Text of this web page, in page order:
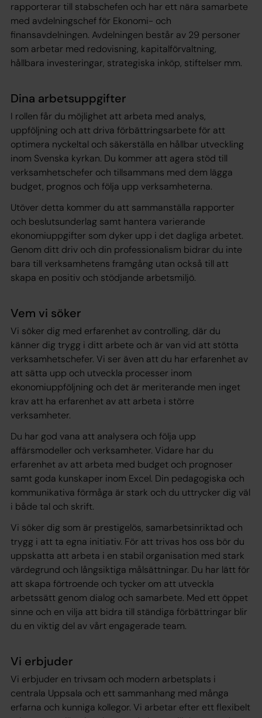
rapporterar till stabschefen och har ett nära samarbete
med avdelningschef för Ekonomi- och
finansavdelningen. Avdelningen består av 29 personer
som arbetar med redovisning, kapitalförvaltning,
hållbara investeringar, strategiska inköp, stiftelser mm.
Dina arbetsuppgifter
I rollen får du möjlighet att arbeta med analys,
uppföljning och att driva förbättringsarbete för att
optimera nyckeltal och säkerställa en hållbar utveckling
inom Svenska kyrkan. Du kommer att agera stöd till
verksamhetschefer och tillsammans med dem lägga
budget, prognos och följa upp verksamheterna.
Utöver detta kommer du att sammanställa rapporter
och beslutsunderlag samt hantera varierande
ekonomiuppgifter som dyker upp i det dagliga arbetet.
Genom ditt driv och din professionalism bidrar du inte
bara till verksamhetens framgång utan också till att
skapa en positiv och stödjande arbetsmiljö.
Vem vi söker
Vi söker dig med erfarenhet av controlling, där du
känner dig trygg i ditt arbete och är van vid att stötta
verksamhetschefer. Vi ser även att du har erfarenhet av
att sätta upp och utveckla processer inom
ekonomiuppföljning och det är meriterande men inget
krav att ha erfarenhet av att arbeta i större
verksamheter.
Du har god vana att analysera och följa upp
affärsmodeller och verksamheter. Vidare har du
erfarenhet av att arbeta med budget och prognoser
samt goda kunskaper inom Excel. Din pedagogiska och
kommunikativa förmåga är stark och du uttrycker dig väl
i både tal och skrift.
Vi söker dig som är prestigelös, samarbetsinriktad och
trygg i att ta egna initiativ. För att trivas hos oss bör du
uppskatta att arbeta i en stabil organisation med stark
värdegrund och långsiktiga målsättningar. Du har lätt för
att skapa förtroende och tycker om att utveckla
arbetssätt genom dialog och samarbete. Med ett öppet
sinne och en vilja att bidra till ständiga förbättringar blir
du en viktig del av vårt engagerade team.
Vi erbjuder
Vi erbjuder en trivsam och modern arbetsplats i
centrala Uppsala och ett sammanhang med många
erfarna och kunniga kollegor. Vi arbetar efter ett flexibelt